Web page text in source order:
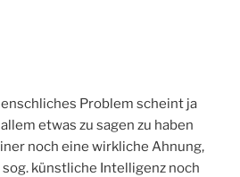
Problem scheint ja
etwas zu sagen zu haben
noch eine wirkliche Ahnung,
sog. künstliche Intelligenz noch